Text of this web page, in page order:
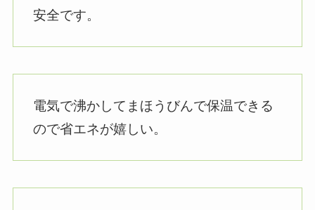
安全です。
電気で沸かしてまほうびんで保温できる
ので省エネが嬉しい。